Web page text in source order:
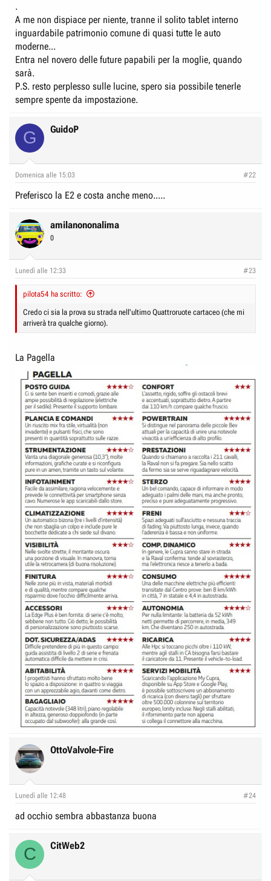
.
A me non dispiace per niente, tranne il solito tablet interno
inguardabile patrimonio comune di quasi tutte le auto
moderne...
Entra nel novero delle future papabili per la moglie, quando
sarà.
P.S. resto perplesso sulle lucine, spero sia possibile tenerle
sempre spente da impostazione.
G GuidoP
Domenica alle 15:03 #22
Preferisco la E2 e costa anche meno.....
amilanononalima
0
Lunedì alle 12:33 #23
pilota54 ha scritto:
Credo ci sia la prova su strada nell'ultimo Quattroruote cartaceo (che mi
arriverà tra qualche giorno).
La Pagella
OttoValvole-Fire
Lunedì alle 12:48 #24
ad occhio sembra abbastanza buona
C CitWeb2